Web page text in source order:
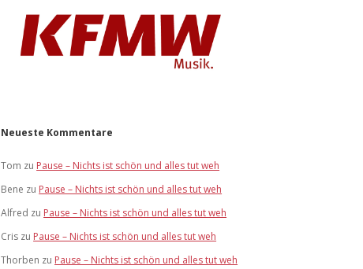
Neueste Kommentare
Tom zu Pause – Nichts ist schön und alles tut weh
Bene zu Pause – Nichts ist schön und alles tut weh
Alfred zu Pause – Nichts ist schön und alles tut weh
Cris zu Pause – Nichts ist schön und alles tut weh
Thorben zu Pause – Nichts ist schön und alles tut weh